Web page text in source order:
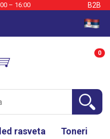
– 16:00
B2B
rasveta Toneri
0